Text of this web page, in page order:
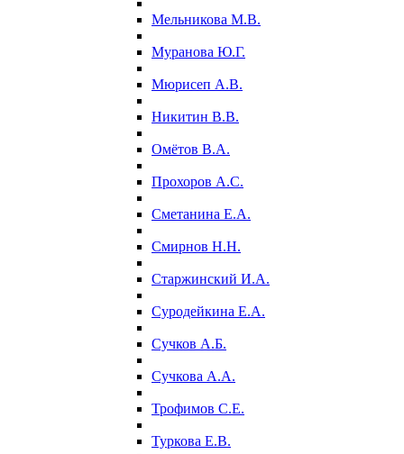
Мельникова М.В.
Муранова Ю.Г.
Мюрисеп А.В.
Никитин В.В.
Омётов В.А.
Прохоров А.С.
Сметанина Е.А.
Смирнов Н.Н.
Старжинский И.А.
Суродейкина Е.А.
Сучков А.Б.
Сучкова А.А.
Трофимов С.Е.
Туркова Е.В.